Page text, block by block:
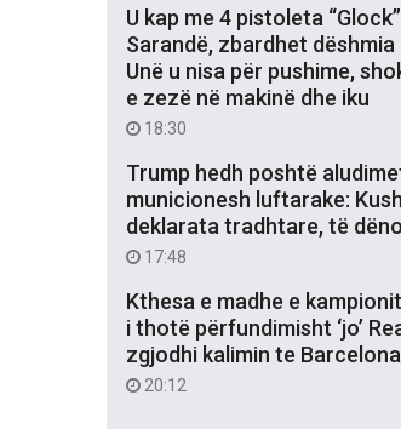
U kap me 4 pistoleta
Sarandë, zbardhet
Unë u nisa për pushime,
e zezë në makinë dhe iku
18:30
Trump hedh poshtë
municionesh luftarake:
deklarata tradhtare, të
17:48
Kthesa e madhe e
i thotë përfundimisht ‘jo’
zgjodhi kalimin te Barcelona
20:12